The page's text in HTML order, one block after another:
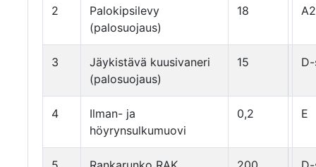
2
Palokipsilevy
(palosuojaus)
18
3
Jäykistävä kuusivaneri
(palosuojaus)
15
4
Ilman- ja
höyrynsulkumuovi
0,2 E